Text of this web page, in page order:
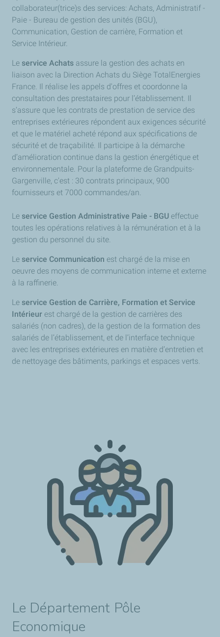
collaborateur(trice)s des services: Achats, Administratif -
Paie - Bureau de gestion des unités (BGU),
Communication, Gestion de carrière, Formation et
Service Intérieur.
Le service Achats assure la gestion des achats en
liaison avec la Direction Achats du Siège TotalEnergies
France. Il réalise les appels d'offres et coordonne la
consultation des prestataires pour l’établissement. Il
s’assure que les contrats de prestation de service des
entreprises extérieures répondent aux exigences sécurité
et que le matériel acheté répond aux spécifications de
sécurité et de traçabilité. Il participe à la démarche
d’amélioration continue dans la gestion énergétique et
environnementale. Pour la plateforme de Grandpuits-
Gargenville, c'est : 30 contrats principaux, 900
fournisseurs et 7000 commandes/an.
Le service Gestion Administrative Paie - BGU effectue
toutes les opérations relatives à la rémunération et à la
gestion du personnel du site.
​Le service Communication est chargé de la mise en
oeuvre des moyens de communication interne et externe
à la raffinerie.
​Le service Gestion de Carrière, Formation et Service
Intérieur est chargé de la gestion de carrières des
salariés (non cadres), de la gestion de la formation des
salariés de l’établissement, et de l’interface technique
avec les entreprises extérieures en matière d’entretien et
de nettoyage des bâtiments, parkings et espaces verts.
​​Le Département Pôle
Economique